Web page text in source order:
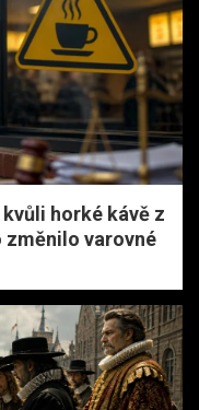
horké kávě z
změnilo varovné